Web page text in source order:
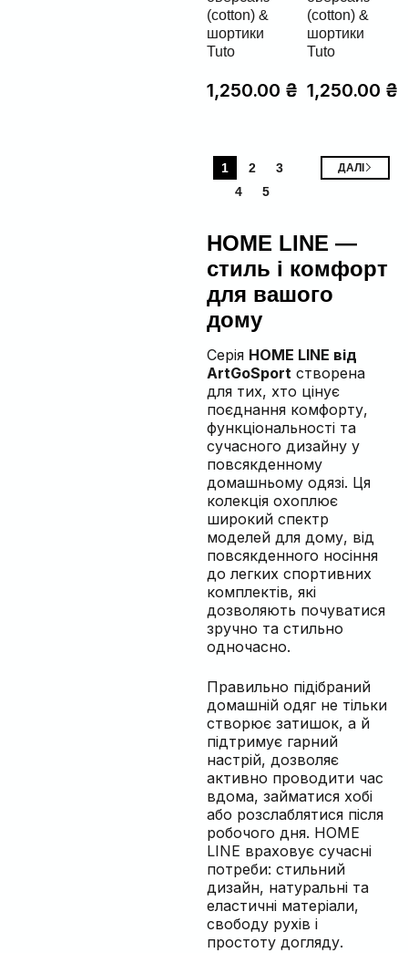
(cotton) &
шортики
Tuto
1,250.00 ₴
(cotton) &
шортики
Tuto
1,250.00 ₴
1 2
3
4
5
ДАЛІ
HOME LINE —
стиль і комфорт
для вашого
дому
Серія HOME LINE від
ArtGoSportстворена
для тих, хто цінує
поєднання комфорту,
функціональності та
сучасного дизайну у
повсякденному
домашньому одязі. Ця
колекція охоплює
широкий спектр
моделей для дому, від
повсякденного носіння
до легких спортивних
комплектів, які
дозволяють почуватися
зручно та стильно
одночасно.
Правильно підібраний
домашній одяг не тільки
створює затишок, а й
підтримує гарний
настрій, дозволяє
активно проводити час
вдома, займатися хобі
або розслаблятися після
робочого дня. HOME
LINE враховує сучасні
потреби: стильний
дизайн, натуральні та
еластичні матеріали,
свободу рухів і
простоту догляду.